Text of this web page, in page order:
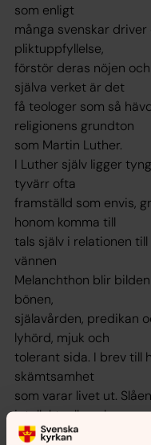
som enligt
många svenskar
pliktuppfyllelse,
förstör deras nöjen
själva verket är det
få teologer som så
religionens grundton
som Martin Luther.
I Luther själv ligger
tyvärr ofta
framställd som envis,
honom komma till
tals själv i relationen
vännen
Melanchthon blir
bönen,
själavården, predikan
lyhörd, mjuk och
tolerant sida. I brev till
skämtsamhet
som varar livet ut.
intellektuella och
den känslomässiga